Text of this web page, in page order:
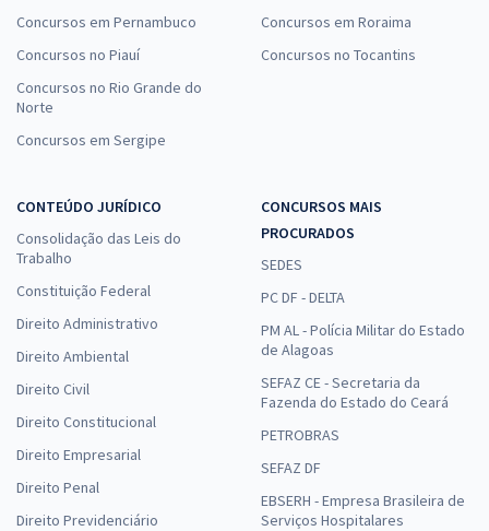
Concursos em Pernambuco
Concursos no Piauí
Concursos no Rio Grande do
Norte
Concursos em Sergipe
Concursos em Roraima
Concursos no Tocantins
CONTEÚDO JURÍDICO
Consolidação das Leis do
Trabalho
Constituição Federal
Direito Administrativo
Direito Ambiental
Direito Civil
Direito Constitucional
Direito Empresarial
Direito Penal
Direito Previdenciário
CONCURSOS MAIS
PROCURADOS
SEDES
PC DF - DELTA
PM AL - Polícia Militar do Estado
de Alagoas
SEFAZ CE - Secretaria da
Fazenda do Estado do Ceará
PETROBRAS
SEFAZ DF
EBSERH - Empresa Brasileira de
Serviços Hospitalares